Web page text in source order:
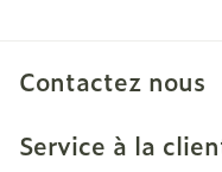
Contactez nous
Service à la